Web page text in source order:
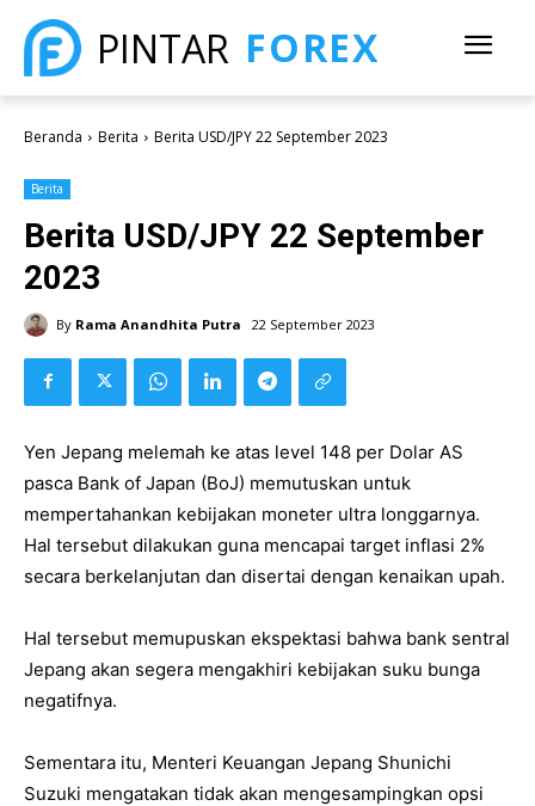
PINTAR FOREX
Beranda Berita Berita USD/JPY 22 September 2023
Berita
Berita USD/JPY 22 September
2023
By Rama Anandhita Putra 22 September 2023
Yen Jepang melemah ke atas level 148 per Dolar AS
pasca Bank of Japan (BoJ) memutuskan untuk
mempertahankan kebijakan moneter ultra longgarnya.
Hal tersebut dilakukan guna mencapai target inflasi 2%
secara berkelanjutan dan disertai dengan kenaikan upah.
Hal tersebut memupuskan ekspektasi bahwa bank sentral
Jepang akan segera mengakhiri kebijakan suku bunga
negatifnya.
Sementara itu, Menteri Keuangan Jepang Shunichi
Suzuki mengatakan tidak akan mengesampingkan opsi